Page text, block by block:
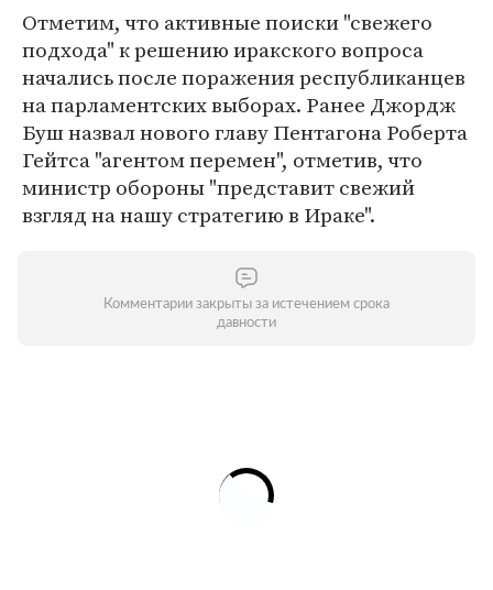
Отметим, что активные поиски "свежего
подхода" к решению иракского вопроса
начались после поражения республиканцев
на парламентских выборах. Ранее Джордж
Буш назвал нового главу Пентагона Роберта
Гейтса "агентом перемен", отметив, что
министр обороны "представит свежий
взгляд на нашу стратегию в Ираке".
Комментарии закрыты за истечением срока
давности